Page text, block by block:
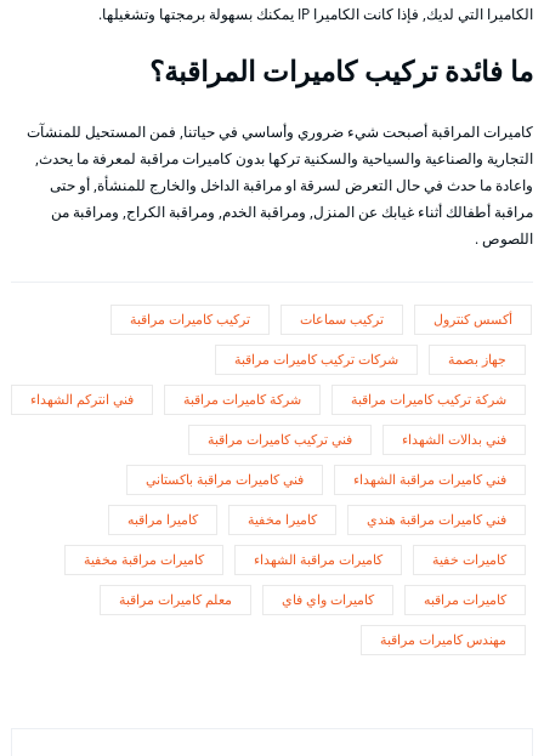
الكاميرا التي لديك, فإذا كانت الكاميرا IP يمكنك بسهولة برمجتها وتشغيلها.
ما فائدة تركيب كاميرات المراقبة؟
كاميرات المراقبة أصبحت شيء ضروري وأساسي في حياتنا, فمن المستحيل للمنشآت
التجارية والصناعية والسياحية والسكنية تركها بدون كاميرات مراقبة لمعرفة ما يحدث,
واعادة ما حدث في حال التعرض لسرقة او مراقبة الداخل والخارج للمنشأة, أو حتى
مراقبة أطفالك أثناء غيابك عن المنزل, ومراقبة الخدم, ومراقبة الكراج, ومراقبة من
اللصوص .
أكسس كنترول تركيب سماعات تركيب كاميرات مراقبة
جهاز بصمة شركات تركيب كاميرات مراقبة
شركة تركيب كاميرات مراقبة شركة كاميرات مراقبة فني انتركم الشهداء
فني بدالات الشهداء فني تركيب كاميرات مراقبة
فني كاميرات مراقبة الشهداء فني كاميرات مراقبة باكستاني
فني كاميرات مراقبة هندي كاميرا مخفية كاميرا مراقبه
كاميرات خفية كاميرات مراقبة الشهداء كاميرات مراقبة مخفية
كاميرات مراقبه كاميرات واي فاي معلم كاميرات مراقبة
مهندس كاميرات مراقبة